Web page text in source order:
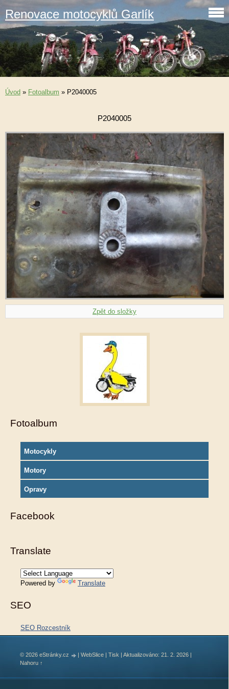
Renovace motocyklů Garlík
Úvod » Fotoalbum » P2040005
P2040005
Zpět do složky
Fotoalbum
Motocykly
Motory
Opravy
Facebook
Translate
Powered by Translate
SEO
SEO Rozcestník
© 2026 eStránky.cz | WebSlice | Tisk | Aktualizováno: 21. 2. 2026 |
Nahoru ↑